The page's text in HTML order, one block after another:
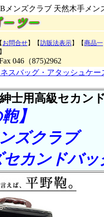
メンズクラブ 天然木手メン
お問合せ】【訪販法表示】【商品一
】
046（875)2962
ネスバッグ・アタッシュケ
士用高級セカン
】
ズクラブ
カンドバッ